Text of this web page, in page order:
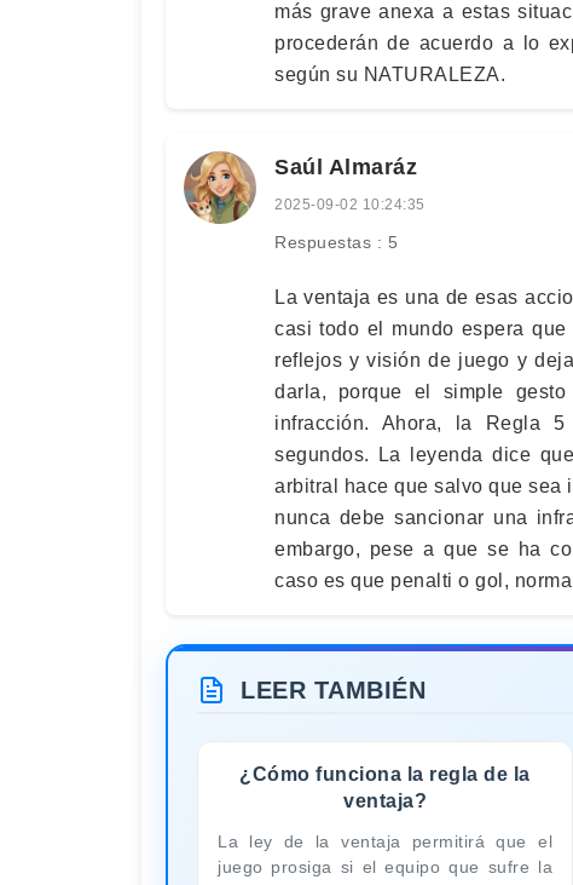
más grave anexa a estas
procederán de acuerdo a lo
según su NATURALEZA.
Saúl Almaráz
2025-09-02 10:24:35
Respuestas : 5
La ventaja es una de esas
casi todo el mundo espera
reflejos y visión de juego y
darla, porque el simple
infracción. Ahora, la Regla
segundos. La leyenda dice
arbitral hace que salvo que sea
nunca debe sancionar una
embargo, pese a que se ha
caso es que penalti o gol,
LEER TAMBIÉN
¿Cómo funciona la regla de la
ventaja?
La ley de la ventaja permitirá que el
juego prosiga si el equipo que sufre la